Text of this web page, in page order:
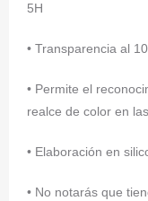
5H
• Transparencia al
• Permite el
realce de color en
• Elaboración en
• No notarás que